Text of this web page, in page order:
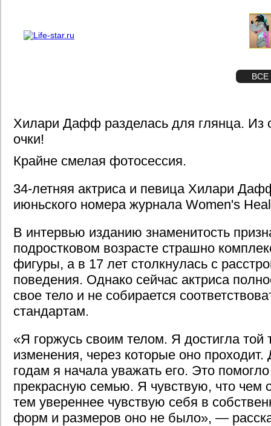
ВСЕ
Хилари Дафф разделась для глянца. Из
очки!
Крайне смелая фотосессия.
34-летняя актриса и певица Хилари
июньского номера журнала Women's
В интервью изданию знаменитость
подростковом возрасте страшно
фигуры, а в 17 лет столкнулась с
поведения. Однако сейчас актриса
свое тело и не собирается
стандартам.
«Я горжусь своим телом. Я достигла той
изменения, через которые оно
годам я начала уважать его. Это
прекрасную семью. Я чувствую, что чем
тем увереннее чувствую себя в
форм и размеров оно не было», —